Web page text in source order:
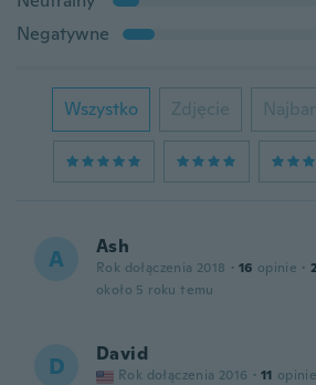
Negatywne
Wszystko Zdjęcie
A Ash
Rok dołączenia 2018 · 16 opinie · 2
około 5 roku temu
D David
Rok dołączenia 2016 · 11 opinie